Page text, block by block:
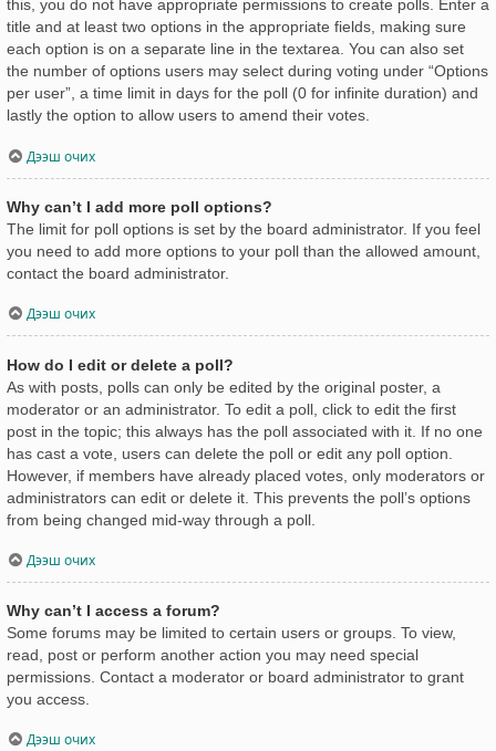
this, you do not have appropriate permissions to create polls. Enter a
title and at least two options in the appropriate fields, making sure
each option is on a separate line in the textarea. You can also set
the number of options users may select during voting under “Options
per user”, a time limit in days for the poll (0 for infinite duration) and
lastly the option to allow users to amend their votes.
Дээш очих
Why can’t I add more poll options?
The limit for poll options is set by the board administrator. If you feel
you need to add more options to your poll than the allowed amount,
contact the board administrator.
Дээш очих
How do I edit or delete a poll?
As with posts, polls can only be edited by the original poster, a
moderator or an administrator. To edit a poll, click to edit the first
post in the topic; this always has the poll associated with it. If no one
has cast a vote, users can delete the poll or edit any poll option.
However, if members have already placed votes, only moderators or
administrators can edit or delete it. This prevents the poll’s options
from being changed mid-way through a poll.
Дээш очих
Why can’t I access a forum?
Some forums may be limited to certain users or groups. To view,
read, post or perform another action you may need special
permissions. Contact a moderator or board administrator to grant
you access.
Дээш очих